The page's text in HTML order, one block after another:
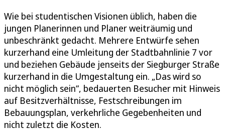
Wie bei studentischen Visionen üblich, haben die
jungen Planerinnen und Planer weiträumig und
unbeschränkt gedacht. Mehrere Entwürfe sehen
kurzerhand eine Umleitung der Stadtbahnlinie 7 vor
und beziehen Gebäude jenseits der Siegburger Straße
kurzerhand in die Umgestaltung ein. „Das wird so
nicht möglich sein“, bedauerten Besucher mit Hinweis
auf Besitzverhältnisse, Festschreibungen im
Bebauungsplan, verkehrliche Gegebenheiten und
nicht zuletzt die Kosten.